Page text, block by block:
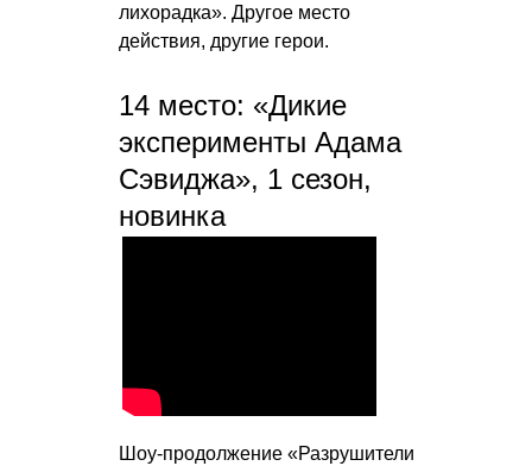
лихорадка». Другое место
действия, другие герои.
14 место: «Дикие
эксперименты Адама
Сэвиджа», 1 сезон,
новинка
Шоу-продолжение «Разрушители